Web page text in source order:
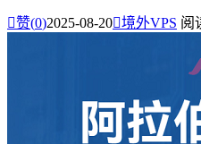
赞(0)2025-08-20境外VPS 阅